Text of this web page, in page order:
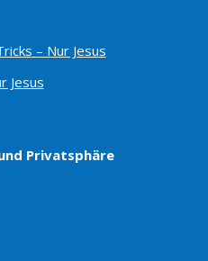
– Nur Jesus
Jesus
Privatsphäre